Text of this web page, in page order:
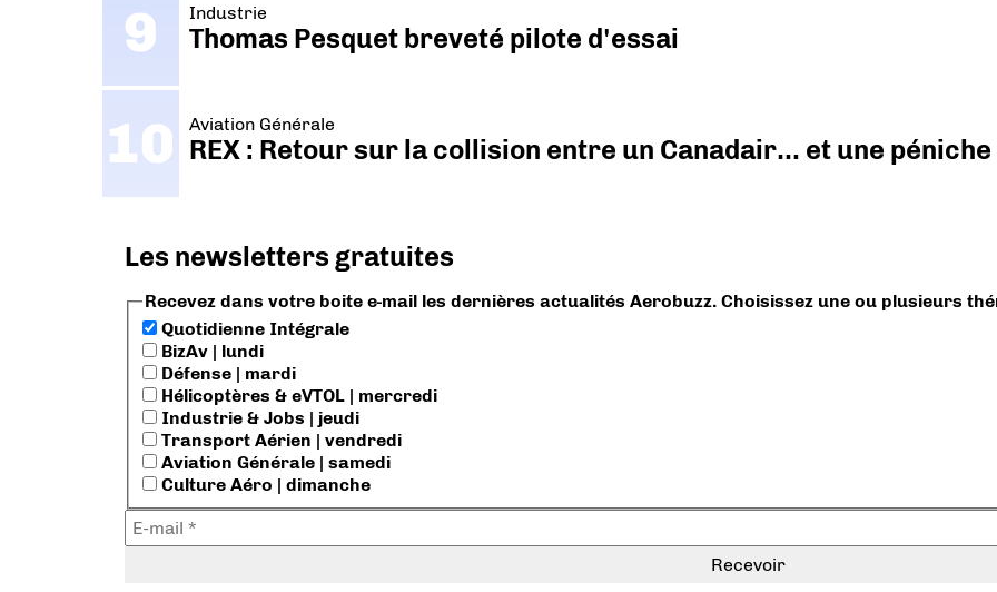
Industrie
Thomas Pesquet breveté pilote d'essai
Aviation Générale
REX : Retour sur la collision entre un Canadair… et une péniche
Les newsletters gratuites
Recevez dans votre boite e-mail les dernières actualités Aerobuzz. Choisissez une ou plusieurs
Quotidienne Intégrale
BizAv | lundi
Défense | mardi
Hélicoptères & eVTOL | mercredi
Industrie & Jobs | jeudi
Transport Aérien | vendredi
Aviation Générale | samedi
Culture Aéro | dimanche